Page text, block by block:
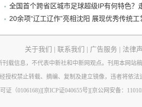
20余项“辽工辽作”亮相沈阳 展现优秀传统工
关于我们 联系我们 广告服务 法律
刊载信息，不代表中新社和中新网观点。刊用本网站
授权禁止转载、摘编、复制及建立镜像，违者将依法
证（0106168)] [京ICP证040655号] [京公网安备：